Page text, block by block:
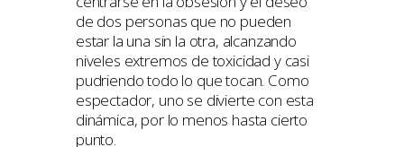
de dos personas que no pueden
estar la una sin la otra, alcanzando
niveles extremos de toxicidad y casi
pudriendo todo lo que tocan. Como
espectador, uno se divierte con esta
dinámica, por lo menos hasta cierto
punto.